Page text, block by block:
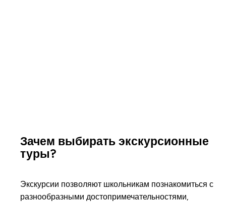
Зачем выбирать экскурсионные
туры?
Экскурсии позволяют школьникам познакомиться с
разнообразными достопримечательностями,